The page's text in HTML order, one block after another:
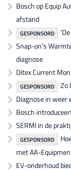
Bosch op Equip
afstand
GESPONSORD
Snap-on's
diagnose
Ditex Current
GESPONSORD
Zo
Diagnose in weer
Bosch
SERMI in de
GESPONSORD
met AA-
EV-onderhoud